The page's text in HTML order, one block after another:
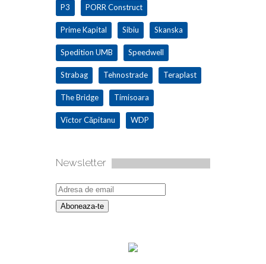
P3 PORR Construct
Prime Kapital Sibiu Skanska
Spedition UMB Speedwell
Strabag Tehnostrade Teraplast
The Bridge Timisoara
Victor Căpitanu WDP
Newsletter